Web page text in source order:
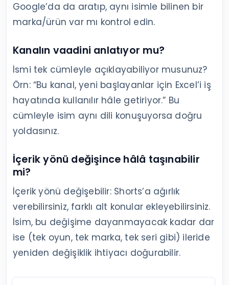
Google’da da aratıp, aynı isimle bilinen bir
marka/ürün var mı kontrol edin.
Kanalın vaadini anlatıyor mu?
İsmi tek cümleyle açıklayabiliyor musunuz?
Örn: “Bu kanal, yeni başlayanlar için Excel’i iş
hayatında kullanılır hâle getiriyor.” Bu
cümleyle isim aynı dili konuşuyorsa doğru
yoldasınız.
İçerik yönü değişince hâlâ taşınabilir
mi?
İçerik yönü değişebilir: Shorts’a ağırlık
verebilirsiniz, farklı alt konular ekleyebilirsiniz.
İsim, bu değişime dayanmayacak kadar dar
ise (tek oyun, tek marka, tek seri gibi) ileride
yeniden değişiklik ihtiyacı doğurabilir.